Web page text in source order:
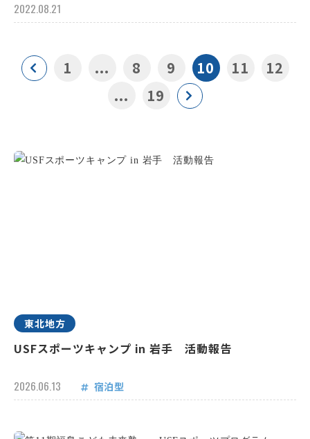
2022.08.21
1 ... 8 9 10 11
12
...
19
東北地方
USFスポーツキャンプ in 岩手 活動報告
2026.06.13 宿泊型